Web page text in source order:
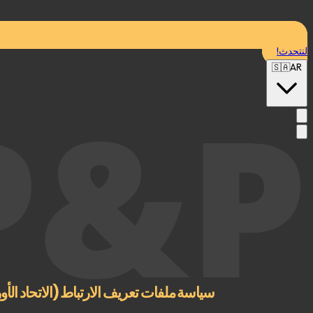
لنتحدث!
🇸🇦AR
P&P.
سياسة ملفات تعريف الارتباط (الاتحاد